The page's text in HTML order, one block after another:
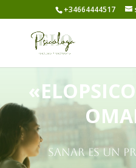
+34664444517
Sanar es un